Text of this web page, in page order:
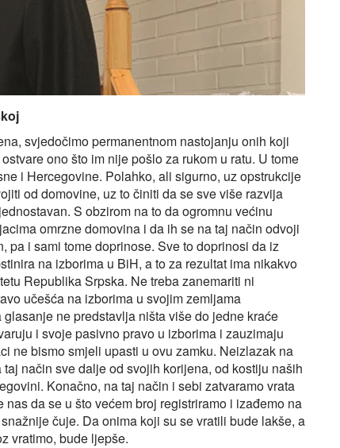
svjedočimo permanentnom nastojanju onih koji
ono što im nije pošlo za rukom u ratu. U tome
i Hercegovine. Polahko, ali sigurno, uz opstrukcije
od domovine, uz to činiti da se sve više razvija
S obzirom na to da ogromnu većinu
omrzne domovina i da ih se na taj način odvoji
i sami tome doprinose. Sve to doprinosi da iz
na izborima u BiH, a to za rezultat ima nikakvo
Republika Srpska. Ne treba zanemariti ni
učešća na izborima u svojim zemljama
ne predstavlja ništa više do jedne kraće
i svoje pasivno pravo u izborima i zauzimaju
ne bismo smjeli upasti u ovu zamku. Neizlazak na
način sve dalje od svojih korijena, od kostiju naših
Konačno, na taj način i sebi zatvaramo vrata
nas da se u što većem broj registriramo i izađemo na
čuje. Da onima koji su se vratili bude lakše, a
vratimo, bude ljepše.